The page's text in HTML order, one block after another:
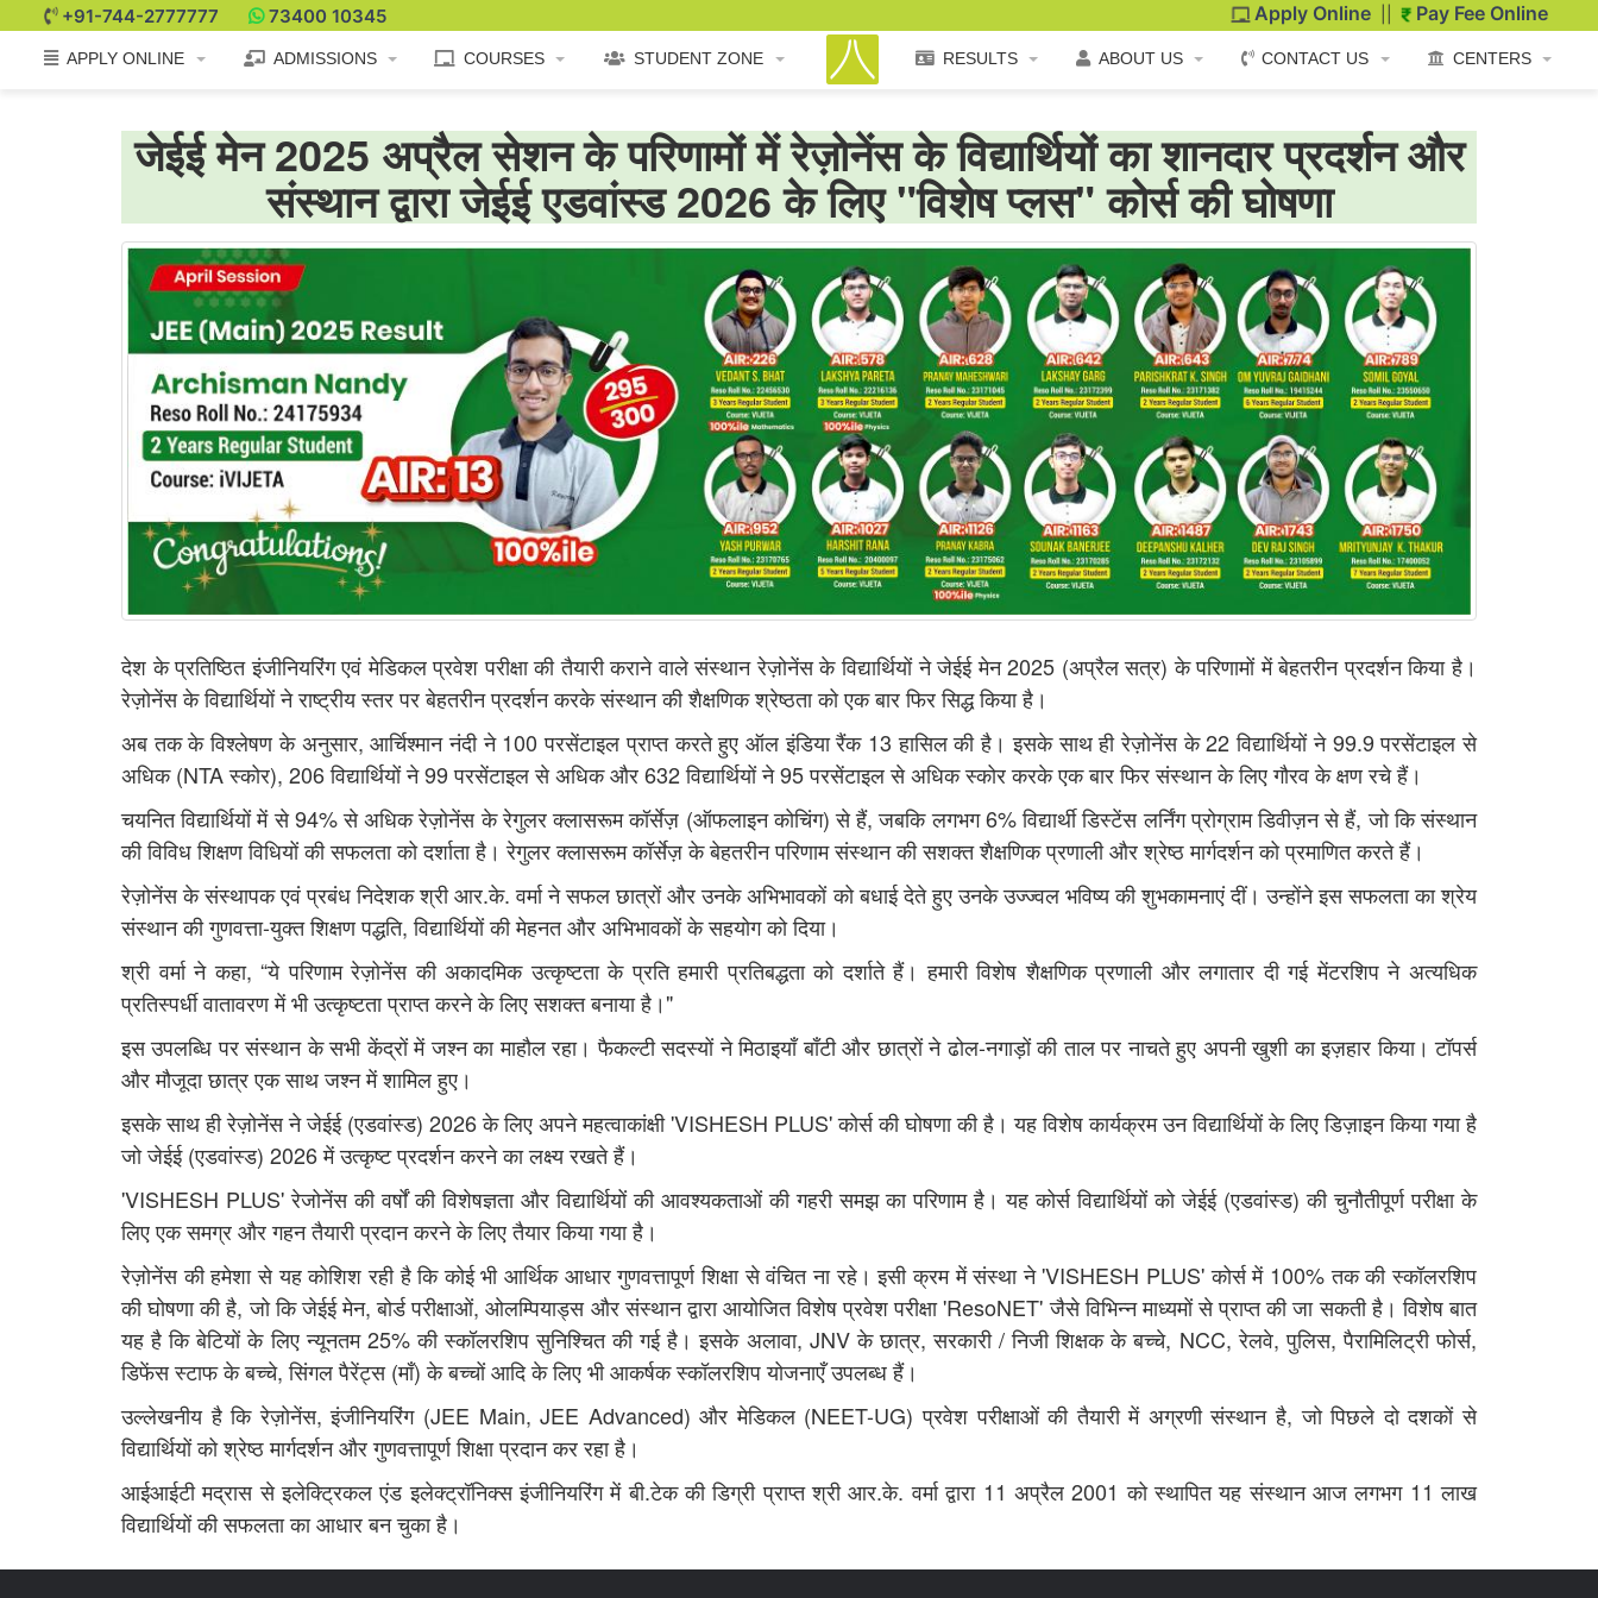
+91-744-2777777 73400 10345 Apply Online Pay Fee Online
APPLY ONLINE ADMISSIONS COURSES STUDENT ZONE RESULTS ABOUT US CONTACT US CENTERS
जेईई मेन 2025 अप्रैल सेशन के परिणामों में रेज़ोनेंस के विद्यार्थियों का शानदार प्रदर्शन और
संस्थान द्वारा जेईई एडवांस्ड 2026 के लिए "विशेष प्लस" कोर्स की घोषणा
देश के प्रतिष्ठित इंजीनियरिंग एवं मेडिकल प्रवेश परीक्षा की तैयारी कराने वाले संस्थान रेज़ोनेंस के विद्यार्थियों ने जेईई मेन 2025 (अप्रैल सत्र) के परिणामों में बेहतरीन प्रदर्शन किया है।
रेज़ोनेंस के विद्यार्थियों ने राष्ट्रीय स्तर पर बेहतरीन प्रदर्शन करके संस्थान की शैक्षणिक श्रेष्ठता को एक बार फिर सिद्ध किया है।
अब तक के विश्लेषण के अनुसार, आर्चिश्मान नंदी ने 100 परसेंटाइल प्राप्त करते हुए ऑल इंडिया रैंक 13 हासिल की है। इसके साथ ही रेज़ोनेंस के 22 विद्यार्थियों ने 99.9 परसेंटाइल से
अधिक (NTA स्कोर), 206 विद्यार्थियों ने 99 परसेंटाइल से अधिक और 632 विद्यार्थियों ने 95 परसेंटाइल से अधिक स्कोर करके एक बार फिर संस्थान के लिए गौरव के क्षण रचे हैं।
चयनित विद्यार्थियों में से 94% से अधिक रेज़ोनेंस के रेगुलर क्लासरूम कॉर्सेज़ (ऑफलाइन कोचिंग) से हैं, जबकि लगभग 6% विद्यार्थी डिस्टेंस लर्निंग प्रोग्राम डिवीज़न से हैं, जो कि संस्थान
की विविध शिक्षण विधियों की सफलता को दर्शाता है। रेगुलर क्लासरूम कॉर्सेज़ के बेहतरीन परिणाम संस्थान की सशक्त शैक्षणिक प्रणाली और श्रेष्ठ मार्गदर्शन को प्रमाणित करते हैं।
रेज़ोनेंस के संस्थापक एवं प्रबंध निदेशक श्री आर.के. वर्मा ने सफल छात्रों और उनके अभिभावकों को बधाई देते हुए उनके उज्ज्वल भविष्य की शुभकामनाएं दीं। उन्होंने इस सफलता का श्रेय
संस्थान की गुणवत्ता-युक्त शिक्षण पद्धति, विद्यार्थियों की मेहनत और अभिभावकों के सहयोग को दिया।
श्री वर्मा ने कहा, “ये परिणाम रेज़ोनेंस की अकादमिक उत्कृष्टता के प्रति हमारी प्रतिबद्धता को दर्शाते हैं। हमारी विशेष शैक्षणिक प्रणाली और लगातार दी गई मेंटरशिप ने अत्यधिक
प्रतिस्पर्धी वातावरण में भी उत्कृष्टता प्राप्त करने के लिए सशक्त बनाया है।"
इस उपलब्धि पर संस्थान के सभी केंद्रों में जश्न का माहौल रहा। फैकल्टी सदस्यों ने मिठाइयाँ बाँटी और छात्रों ने ढोल-नगाड़ों की ताल पर नाचते हुए अपनी खुशी का इज़हार किया। टॉपर्स
और मौजूदा छात्र एक साथ जश्न में शामिल हुए।
इसके साथ ही रेज़ोनेंस ने जेईई (एडवांस्ड) 2026 के लिए अपने महत्वाकांक्षी 'VISHESH PLUS' कोर्स की घोषणा की है। यह विशेष कार्यक्रम उन विद्यार्थियों के लिए डिज़ाइन किया गया है
जो जेईई (एडवांस्ड) 2026 में उत्कृष्ट प्रदर्शन करने का लक्ष्य रखते हैं।
'VISHESH PLUS' रेजोनेंस की वर्षों की विशेषज्ञता और विद्यार्थियों की आवश्यकताओं की गहरी समझ का परिणाम है। यह कोर्स विद्यार्थियों को जेईई (एडवांस्ड) की चुनौतीपूर्ण परीक्षा के
लिए एक समग्र और गहन तैयारी प्रदान करने के लिए तैयार किया गया है।
रेज़ोनेंस की हमेशा से यह कोशिश रही है कि कोई भी आर्थिक आधार गुणवत्तापूर्ण शिक्षा से वंचित ना रहे। इसी क्रम में संस्था ने 'VISHESH PLUS' कोर्स में 100% तक की स्कॉलरशिप
की घोषणा की है, जो कि जेईई मेन, बोर्ड परीक्षाओं, ओलम्पियाड्स और संस्थान द्वारा आयोजित विशेष प्रवेश परीक्षा 'ResoNET' जैसे विभिन्न माध्यमों से प्राप्त की जा सकती है। विशेष बात
यह है कि बेटियों के लिए न्यूनतम 25% की स्कॉलरशिप सुनिश्चित की गई है। इसके अलावा, JNV के छात्र, सरकारी / निजी शिक्षक के बच्चे, NCC, रेलवे, पुलिस, पैरामिलिट्री फोर्स,
डिफेंस स्टाफ के बच्चे, सिंगल पैरेंट्स (माँ) के बच्चों आदि के लिए भी आकर्षक स्कॉलरशिप योजनाएँ उपलब्ध हैं।
उल्लेखनीय है कि रेज़ोनेंस, इंजीनियरिंग (JEE Main, JEE Advanced) और मेडिकल (NEET-UG) प्रवेश परीक्षाओं की तैयारी में अग्रणी संस्थान है, जो पिछले दो दशकों से
विद्यार्थियों को श्रेष्ठ मार्गदर्शन और गुणवत्तापूर्ण शिक्षा प्रदान कर रहा है।
आईआईटी मद्रास से इलेक्ट्रिकल एंड इलेक्ट्रॉनिक्स इंजीनियरिंग में बी.टेक की डिग्री प्राप्त श्री आर.के. वर्मा द्वारा 11 अप्रैल 2001 को स्थापित यह संस्थान आज लगभग 11 लाख
विद्यार्थियों की सफलता का आधार बन चुका है।